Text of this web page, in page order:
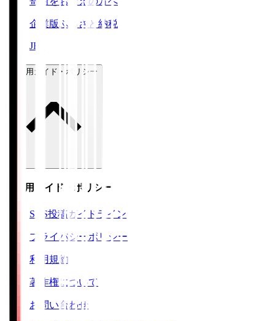
企業版ふるさと納税
JFA
ご利用ガイド・ポリシー
ご利用ガイド・ポリシー
SNS投稿ガイドライン
プライバシーポリシー
利用規約
著作権について
お問い合わせ